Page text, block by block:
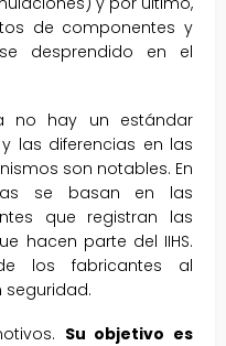
de componentes y
desprendido en el
no hay un estándar
las diferencias en las
son notables. En
se basan en las
que registran las
hacen parte del IIHS.
los fabricantes al
seguridad.
Su objetivo es